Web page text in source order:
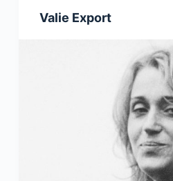
Valie Export